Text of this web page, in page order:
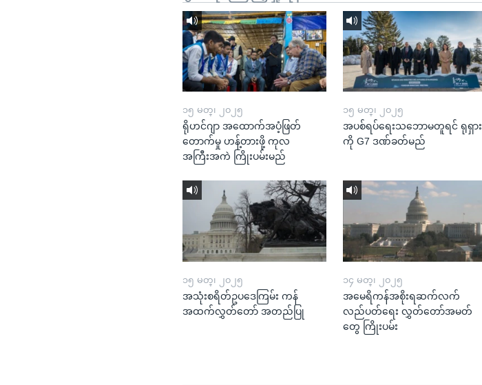
၁၅ မတ္၊ ၂၀၂၅
ရိုဟင်ဂျာ အထောက်အပံ့ဖြတ်
တောက်မှု ဟန့်တားဖို့ ကုလ
အကြီးအကဲ ကြိုးပမ်းမည်
၁၅ မတ္၊ ၂၀၂၅
အပစ်ရပ်ရေးသဘောမတူရင် ရုရှား
ကို G7 ဒဏ်ခတ်မည်
၁၅ မတ္၊ ၂၀၂၅
အသုံးစရိတ်ဥပဒေကြမ်း ကန်
အထက်လွှတ်တော် အတည်ပြု
၁၄ မတ္၊ ၂၀၂၅
အမေရိကန်အစိုးရဆက်လက်
လည်ပတ်ရေး လွှတ်တော်အမတ်
တွေ ကြိုးပမ်း